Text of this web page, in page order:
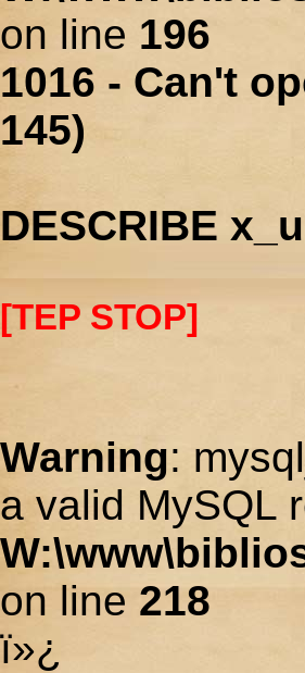
on line 196
1016 - Can't
145)
DESCRIBE
[TEP STOP]
Warning:
a valid MySQL
on line 218
ï»¿